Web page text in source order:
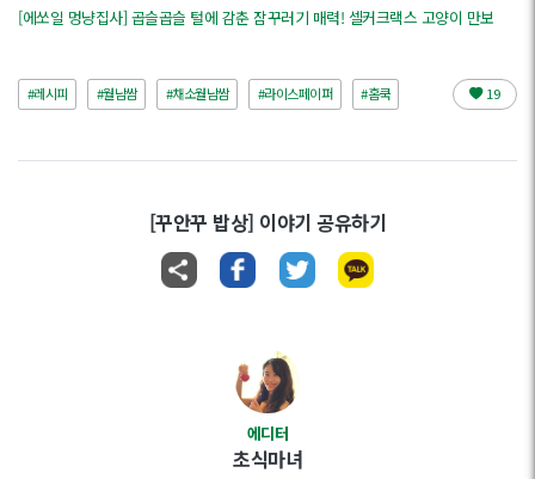
[에쏘일 멍냥집사] 곱슬곱슬 털에 감춘 잠꾸러기 매력! 셀커크랙스 고양이 만보
#레시피 #월남쌈 #채소월남쌈 #라이스페이퍼 #홈쿡 19
[꾸안꾸 밥상] 이야기 공유하기
에디터
초식마녀